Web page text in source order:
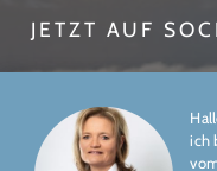
ich
JETZT AUF